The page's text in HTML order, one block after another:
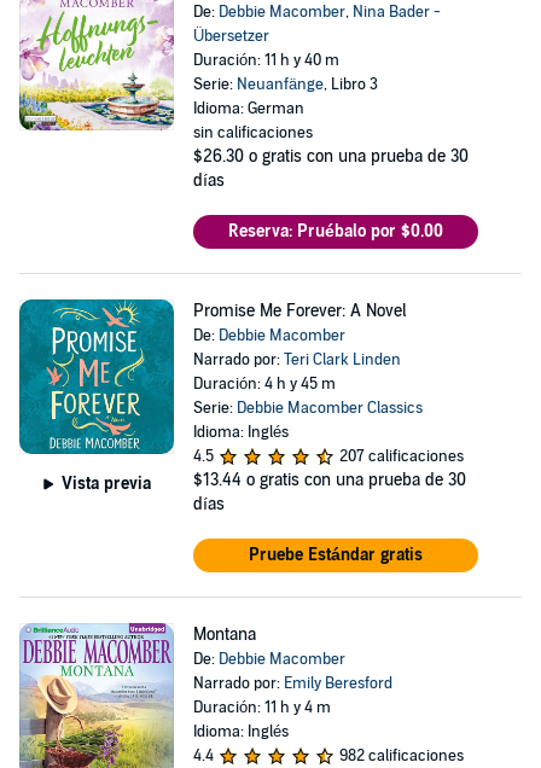
De: Debbie Macomber, Nina Bader -
Übersetzer
Duración: 11 h y 40 m
Serie: Neuanfänge, Libro 3
Idioma: German
sin calificaciones
$26.30 o gratis con una prueba de 30
días
Reserva: Pruébalo por $0.00
Vista previa
Promise Me Forever: A Novel
De: Debbie Macomber
Narrado por:Teri Clark Linden
Duración: 4 h y 45 m
Serie: Debbie Macomber Classics
Idioma: Inglés
4.5
207 calificaciones
$13.44 o gratis con una prueba de 30
días
Pruebe Estándar gratis
Montana
De: Debbie Macomber
Narrado por: Emily Beresford
Duración: 11 h y 4 m
Idioma: Inglés
4.4
982 calificaciones